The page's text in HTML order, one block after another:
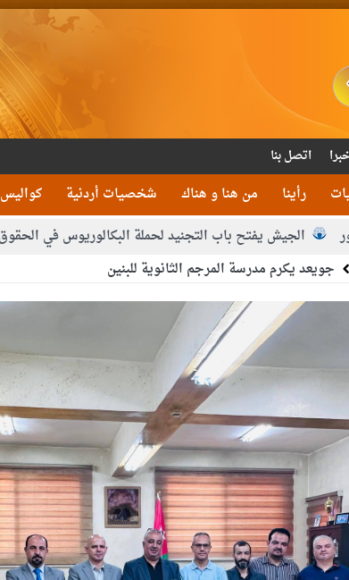
اتصل بنا
رأينا من هنا و هناك شخصيات أردنية كواليس
باب التجنيد لحملة البكالوريوس في الحقوق والقانون
فريحات.. مبارك ومزيدا من التوفيق
جويعد يكرم مدرسة المرجم الثانوية للبنين